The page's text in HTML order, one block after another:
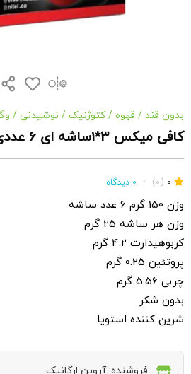
بدون قند / قهوه /کتوژنیک / نوشیدنی /
کافی میکس 3*1ساشه ای 6 عددی نیتل
0
(0)
• 0 دیدگاه
وزن 150 گرم 6 عدد ساشه
وزن هر ساشه 25 گرم
کربوهیدارت 4.2 گرم
پروتئین 0.25 گرم
چربی 5.56 گرم
بدون شکر
شرین کننده استویا
فروشنده: آروین ارگانیک